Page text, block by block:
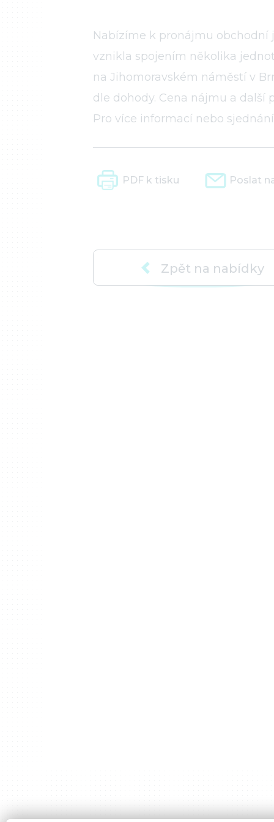
Nabízíme k pronájmu obchodní
vznikla spojením několika
na Jihomoravském náměstí v
dle dohody. Cena nájmu a další
Pro více informací nebo
PDF k tisku Poslat
> Zpět na nabídky